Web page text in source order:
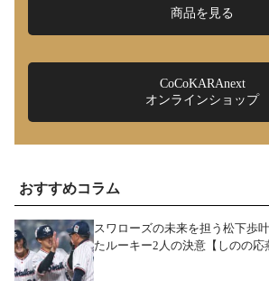
商品を見る
CoCoKARAnext
オンラインショップ
おすすめコラム
スワローズの未来を担う松下
たルーキー2人の決意【しのの応